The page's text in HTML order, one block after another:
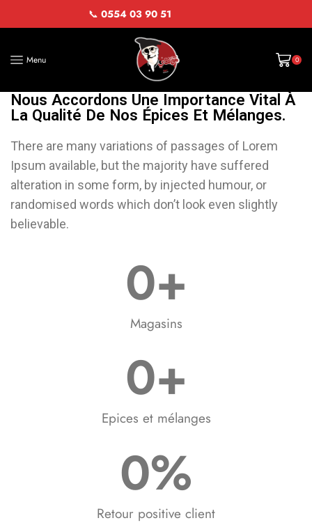
📞 0554 03 90 51
Menu 0
Nous Accordons Une Importance Vital À
La Qualité De Nos Épices Et Mélanges.
There are many variations of passages of Lorem
Ipsum available, but the majority have suffered
alteration in some form, by injected humour, or
randomised words which don’t look even slightly
believable.
Magasins
0+
Epices et mélanges​
0+
Retour positive client​
0%